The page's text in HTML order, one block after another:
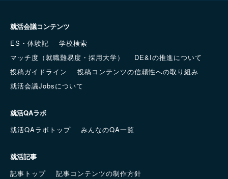
就活会議コンテンツ
ES・体験記
学校検索
マッチ度（就職難易度・採用大学）
DE&Iの推進について
投稿ガイドライン
投稿コンテンツの信頼性への取り組み
就活会議Jobsについて
就活QAラボ
就活QAラボトップ
みんなのQA一覧
就活記事
記事トップ
記事コンテンツの制作方針